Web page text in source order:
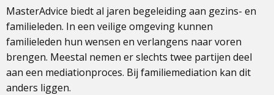
MasterAdvice biedt al jaren begeleiding aan gezins- en
familieleden. In een veilige omgeving kunnen
familieleden hun wensen en verlangens naar voren
brengen. Meestal nemen er slechts twee partijen deel
aan een mediationproces. Bij familiemediation kan dit
anders liggen.